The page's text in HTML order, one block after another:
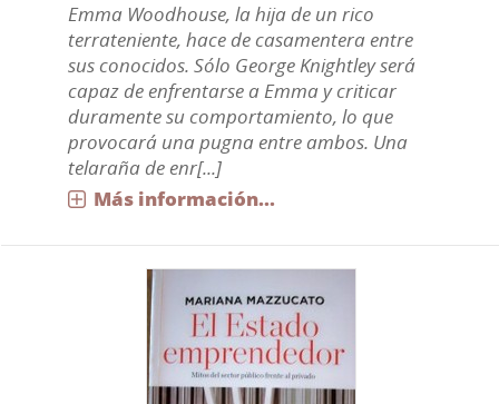
Emma Woodhouse, la hija de un rico
terrateniente, hace de casamentera entre
sus conocidos. Sólo George Knightley será
capaz de enfrentarse a Emma y criticar
duramente su comportamiento, lo que
provocará una pugna entre ambos. Una
telaraña de enr[...]
Más información...